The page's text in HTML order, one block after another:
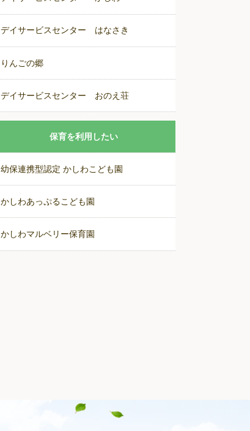
デイサービスセンター はなさき
りんごの郷
デイサービスセンター おのえ荘
保育を利用したい
幼保連携型認定 かしわこども園
かしわあっぷるこども園
かしわマルベリー保育園